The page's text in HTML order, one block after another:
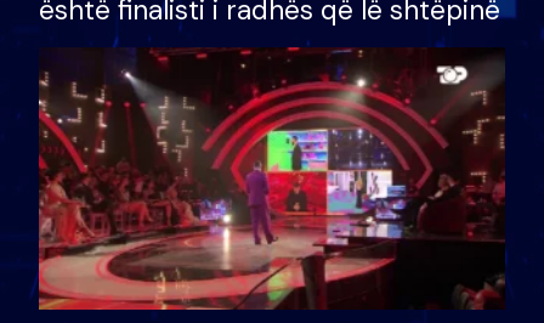
është finalisti i radhës që lë shtëpinë